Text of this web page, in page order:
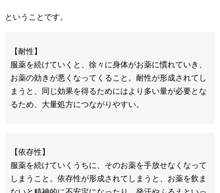
ということです。
【耐性】
服薬を続けていくと、徐々に身体がお薬に慣れていき、
お薬の効きが悪くなってくること。耐性が形成されてし
まうと、同じ効果を得るためにはより多い量が必要とな
るため、大量処方につながりやすい。
【依存性】
服薬を続けていくうちに、そのお薬を手放せなくなって
しまうこと。依存性が形成されてしまうと、お薬を飲ま